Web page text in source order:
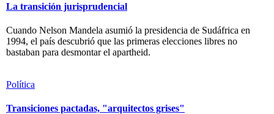
La transición jurisprudencial
Cuando Nelson Mandela asumió la presidencia de Sudáfrica en
1994, el país descubrió que las primeras elecciones libres no
bastaban para desmontar el apartheid.
Política
Transiciones pactadas, "arquitectos grises"